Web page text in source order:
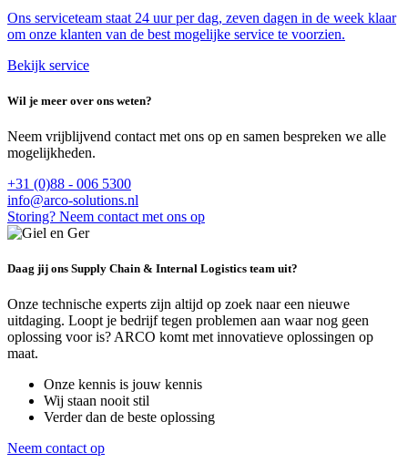
Ons serviceteam staat 24 uur per dag, zeven dagen in de week klaar
om onze klanten van de best mogelijke service te voorzien.
Bekijk service
Wil je meer over ons weten?
Neem vrijblijvend contact met ons op en samen bespreken we alle
mogelijkheden.
+31 (0)88 - 006 5300
info@arco-solutions.nl
Storing? Neem contact met ons op
Daag jij ons Supply Chain & Internal Logistics team uit?
Onze technische experts zijn altijd op zoek naar een nieuwe
uitdaging. Loopt je bedrijf tegen problemen aan waar nog geen
oplossing voor is? ARCO komt met innovatieve oplossingen op
maat.
Onze kennis is jouw kennis
Wij staan nooit stil
Verder dan de beste oplossing
Neem contact op